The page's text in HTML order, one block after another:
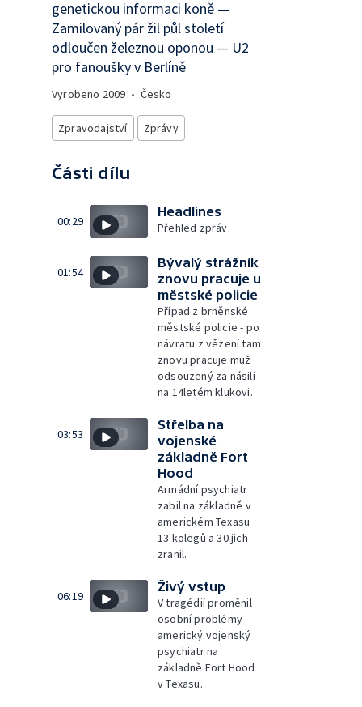
genetickou informaci koně —
Zamilovaný pár žil půl století
odloučen železnou oponou — U2
pro fanoušky v Berlíně
Vyrobeno 2009 • Česko
Zpravodajství Zprávy
Části dílu
00:29
Headlines
Přehled zpráv
01:54
Bývalý strážník
znovu pracuje u
městské policie
Případ z brněnské
městské policie - po
návratu z vězení tam
znovu pracuje muž
odsouzený za násilí
na 14letém klukovi.
03:53
Střelba na
vojenské
základně Fort
Hood
Armádní psychiatr
zabil na základně v
americkém Texasu
13 kolegů a 30 jich
zranil.
06:19
Živý vstup
V tragédií proměnil
osobní problémy
americký vojenský
psychiatr na
základně Fort Hood
v Texasu.